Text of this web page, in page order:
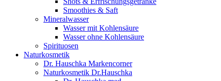
Smoothies & Saft
Mineralwasser
Wasser mit Kohlensäure
Wasser ohne Kohlensäure
Spirituosen
Naturkosmetik
Dr. Hauschka Markencorner
Naturkosmetik Dr.Hauschka